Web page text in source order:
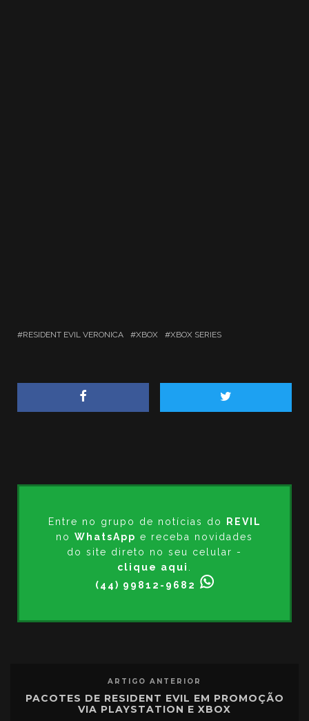
RESIDENT EVIL VERONICA XBOX XBOX SERIES
Entre no grupo de notícias do
REVIL
no WhatsApp e receba novidades
do site direto no seu celular -
clique aqui
(44) 99812-9682
ARTIGO ANTERIOR
PACOTES DE RESIDENT EVIL EM PROMOÇÃO
VIA PLAYSTATION E XBOX